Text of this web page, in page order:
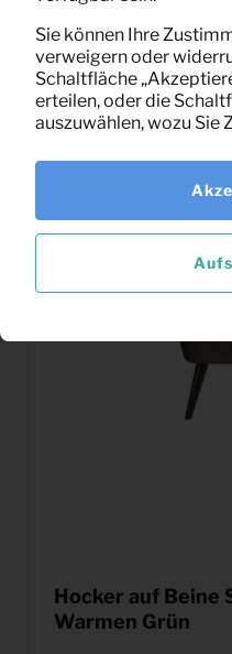
Hocker Rodeo
Hocker auf Beine
Warmen Grün
Sie können Ihre
verweigern oder
Schaltfläche
erteilen, oder die
auszuwählen, wozu Sie